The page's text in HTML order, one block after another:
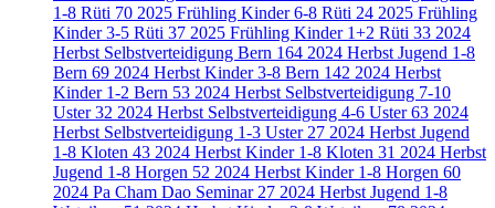
1-8 Rüti 70 2025 Frühling Kinder 6-8 Rüti 24 2025 Frühling
Kinder 3-5 Rüti 37 2025 Frühling Kinder 1+2 Rüti 33 2024
Herbst Selbstverteidigung Bern 164 2024 Herbst Jugend 1-8
Bern 69 2024 Herbst Kinder 3-8 Bern 142 2024 Herbst
Kinder 1-2 Bern 53 2024 Herbst Selbstverteidigung 7-10
Uster32 2024 Herbst Selbstverteidigung 4-6 Uster63 2024
Herbst Selbstverteidigung 1-3 Uster 27 2024 Herbst Jugend
1-8 Kloten 43 2024 Herbst Kinder 1-8 Kloten 31 2024 Herbst
Jugend 1-8 Horgen 52 2024 Herbst Kinder 1-8 Horgen 60
2024 Pa Cham Dao Seminar 27 2024 Herbst Jugend 1-8